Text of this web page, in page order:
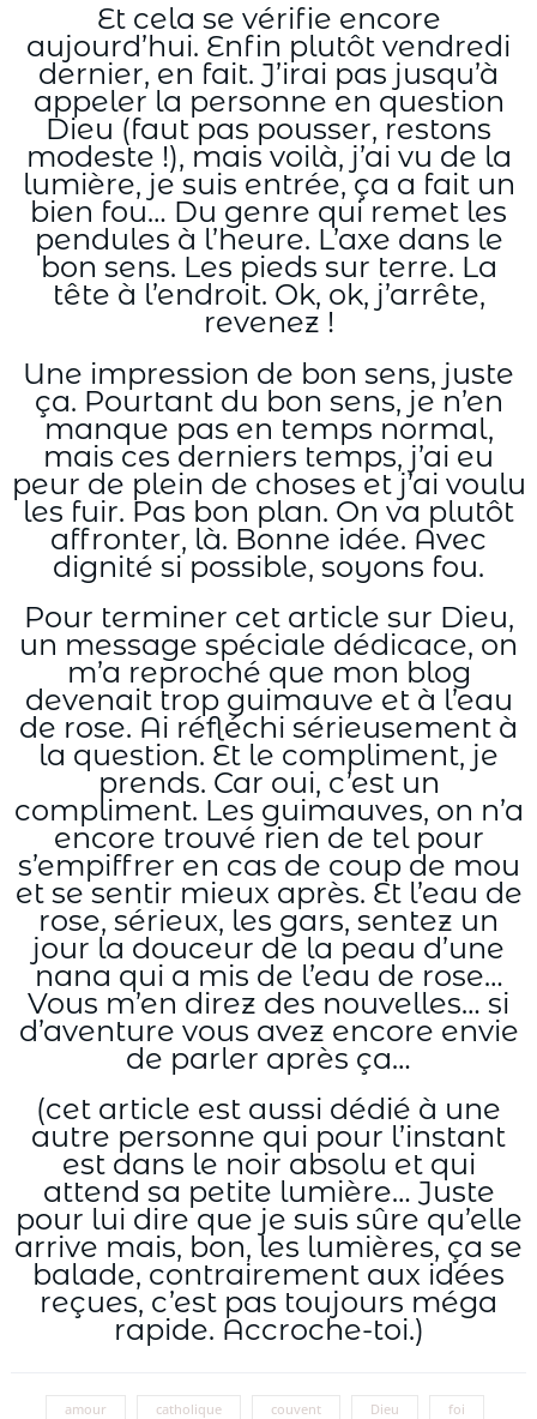
Et cela se vérifie encore
aujourd’hui. Enfin plutôt vendredi
dernier, en fait. J’irai pas jusqu’à
appeler la personne en question
Dieu (faut pas pousser, restons
modeste !), mais voilà, j’ai vu de la
lumière, je suis entrée, ça a fait un
bien fou… Du genre qui remet les
pendules à l’heure. L’axe dans le
bon sens. Les pieds sur terre. La
tête à l’endroit. Ok, ok, j’arrête,
revenez !
Une impression de bon sens, juste
ça. Pourtant du bon sens, je n’en
manque pas en temps normal,
mais ces derniers temps, j’ai eu
peur de plein de choses et j’ai voulu
les fuir. Pas bon plan. On va plutôt
affronter, là. Bonne idée. Avec
dignité si possible, soyons fou.
Pour terminer cet article sur Dieu,
un message spéciale dédicace, on
m’a reproché que mon blog
devenait trop guimauve et à l’eau
de rose. Ai réfléchi sérieusement à
la question. Et le compliment, je
prends. Car oui, c’est un
compliment. Les guimauves, on n’a
encore trouvé rien de tel pour
s’empiffrer en cas de coup de mou
et se sentir mieux après. Et l’eau de
rose, sérieux, les gars, sentez un
jour la douceur de la peau d’une
nana qui a mis de l’eau de rose…
Vous m’en direz des nouvelles… si
d’aventure vous avez encore envie
de parler après ça…
(cet article est aussi dédié à une
autre personne qui pour l’instant
est dans le noir absolu et qui
attend sa petite lumière… Juste
pour lui dire que je suis sûre qu’elle
arrive mais, bon, les lumières, ça se
balade, contrairement aux idées
reçues, c’est pas toujours méga
rapide. Accroche-toi.)
amour catholique couvent Dieu foi